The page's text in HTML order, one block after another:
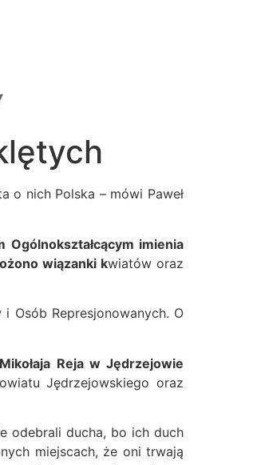
o nich Polska – mówi Paweł
imienia
wiązanki kwiatów oraz
Osób Represjonowanych. O
Reja w Jędrzejowie
Jędrzejowskiego oraz
odebrali ducha, bo ich duch
miejscach, że oni trwają